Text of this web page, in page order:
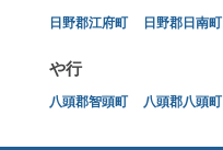
日野郡江府町 日野郡日南町
や行
八頭郡智頭町 八頭郡八頭町